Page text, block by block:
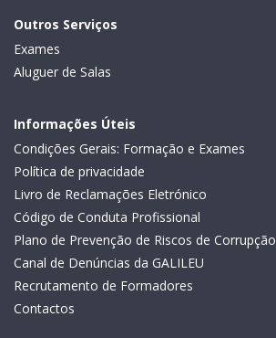
Outros Serviços
Exames
Aluguer de Salas
Informações Úteis
Condições Gerais: Formação e Exames
Política de privacidade
Livro de Reclamações Eletrónico
Código de Conduta Profissional
Plano de Prevenção de Riscos de Corrupção
Canal de Denúncias da GALILEU
Recrutamento de Formadores
Contactos